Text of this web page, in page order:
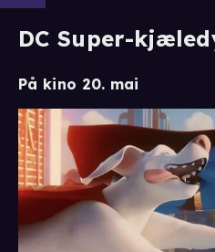
DC Super-
På kino 20. mai